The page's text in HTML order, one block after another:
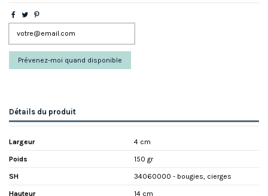
Détails du produit
Largeur 4 cm
Poids 150 gr
SH 34060000 - bougies, cierges
Hauteur 14 cm